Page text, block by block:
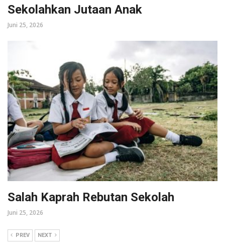
Sekolahkan Jutaan Anak
Juni 25, 2026
Salah Kaprah Rebutan Sekolah
Juni 25, 2026
PREV NEXT